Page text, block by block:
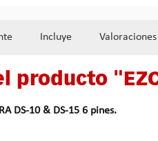
Incluye Valoraciones
DS-10 & DS-15 6 pines.